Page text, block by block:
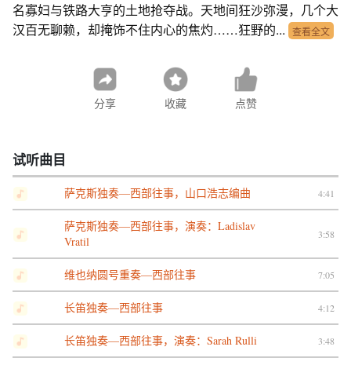
名寡妇与铁路大亨的土地抢夺战。天地间狂沙弥漫，几个大
汉百无聊赖，却掩饰不住内心的焦灼……狂野的... 查看全文
分享 收藏 点赞
试听曲目
萨克斯独奏—西部往事，山口浩志编曲 4:41
萨克斯独奏—西部往事，演奏：Ladislav
Vratil
3:58
维也纳圆号重奏—西部往事 7:05
长笛独奏—西部往事 4:12
长笛独奏—西部往事，演奏：Sarah Rulli 3:48